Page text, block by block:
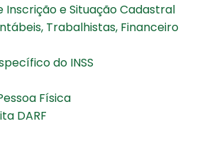
e Situação Cadastral
Trabalhistas, Financeiro
do INSS
Física
DARF